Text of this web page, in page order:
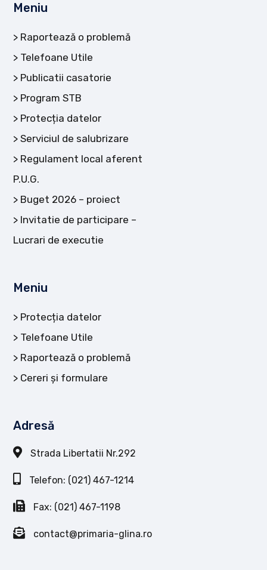
Meniu
Raportează o problemă
Telefoane Utile
Publicatii casatorie
Program STB
Protecția datelor
Serviciul de salubrizare
Regulament local aferent
P.U.G.
Buget 2026 – proiect
Invitatie de participare –
Lucrari de executie
Meniu
Protecția datelor
Telefoane Utile
Raportează o problemă
Cereri și formulare
Adresă
Strada Libertatii Nr.292
Telefon: (021) 467-1214
Fax: (021) 467-1198
contact@primaria-glina.ro